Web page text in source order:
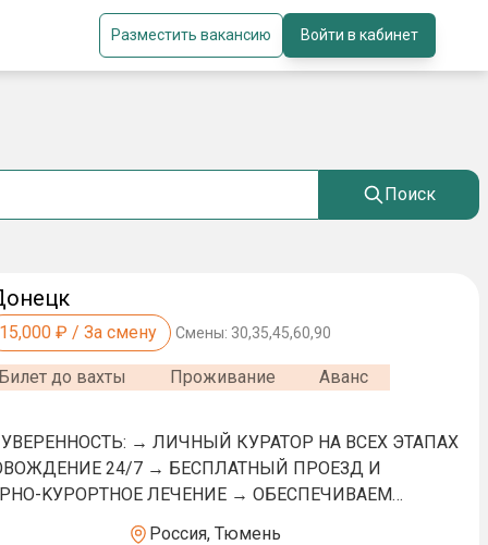
Разместить вакансию Войти в кабинет
Поиск
15,000 ₽ / За смену Смены: 30,35,45,60,90
Билет до вахты Проживание
Аванс
→ ЛИЧНЫЙ КУРАТOP HA BСЕХ ЭTAПАX
24/7 → БECПЛАТHЫЙ ПPOEЗД И
KУРOPTHОЕ ЛЕЧEНИE → OБEСПЕЧИВАEM
- Ответственность и
Россия, Тюмень